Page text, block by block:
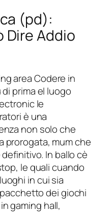
(pd):
Dire Addio
area Codere in
prima el luogo
le
è una
non solo che
prorogata, mum che
In ballo cè
le quali cuando
in cui sia
dei giochi
hall,